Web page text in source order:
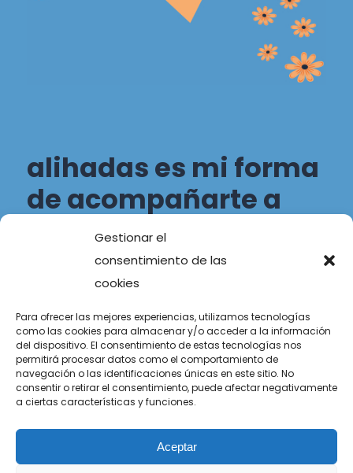
Gestionar el
consentimiento de las
cookies
Para ofrecer las mejores experiencias, utilizamos tecnologías
como las cookies para almacenar y/o acceder a la información
del dispositivo. El consentimiento de estas tecnologías nos
permitirá procesar datos como el comportamiento de
navegación o las identificaciones únicas en este sitio. No
consentir o retirar el consentimiento, puede afectar negativamente
a ciertas características y funciones.
Aceptar
alihadas es mi forma
de acompañarte a
transitar tu propio
camino.
PIDE CITA